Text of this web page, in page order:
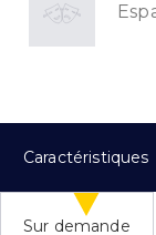
Caractéristiques
Sur demande